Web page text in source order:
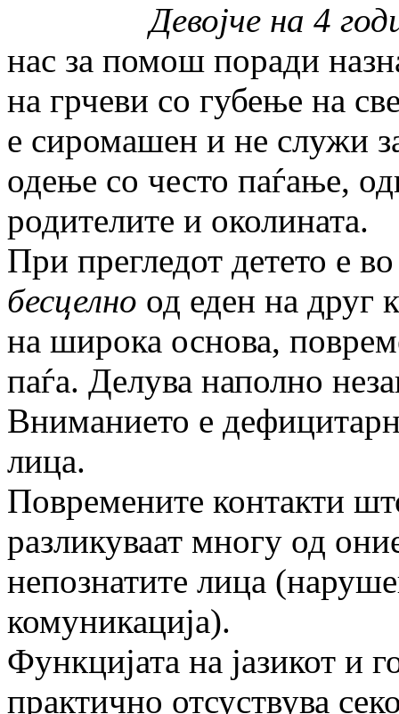
Девојче на 4
нас за помош поради
на грчеви со губење на
е сиромашен и не служи
одење со често паѓање,
родителите и околината.
При прегледот детето е
бесцелно од еден на друг
на широка основа,
паѓа. Делува наполно
Вниманието е
лица.
Повремените контакти
разликуваат многу од
непознатите лица
комуникација).
Функцијата на јазикот и
практично отсуствува